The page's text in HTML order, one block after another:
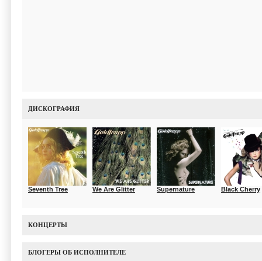
ДИСКОГРАФИЯ
Seventh Tree We Are Glitter Supernature Black Cherry
КОНЦЕРТЫ
БЛОГЕРЫ ОБ ИСПОЛНИТЕЛЕ